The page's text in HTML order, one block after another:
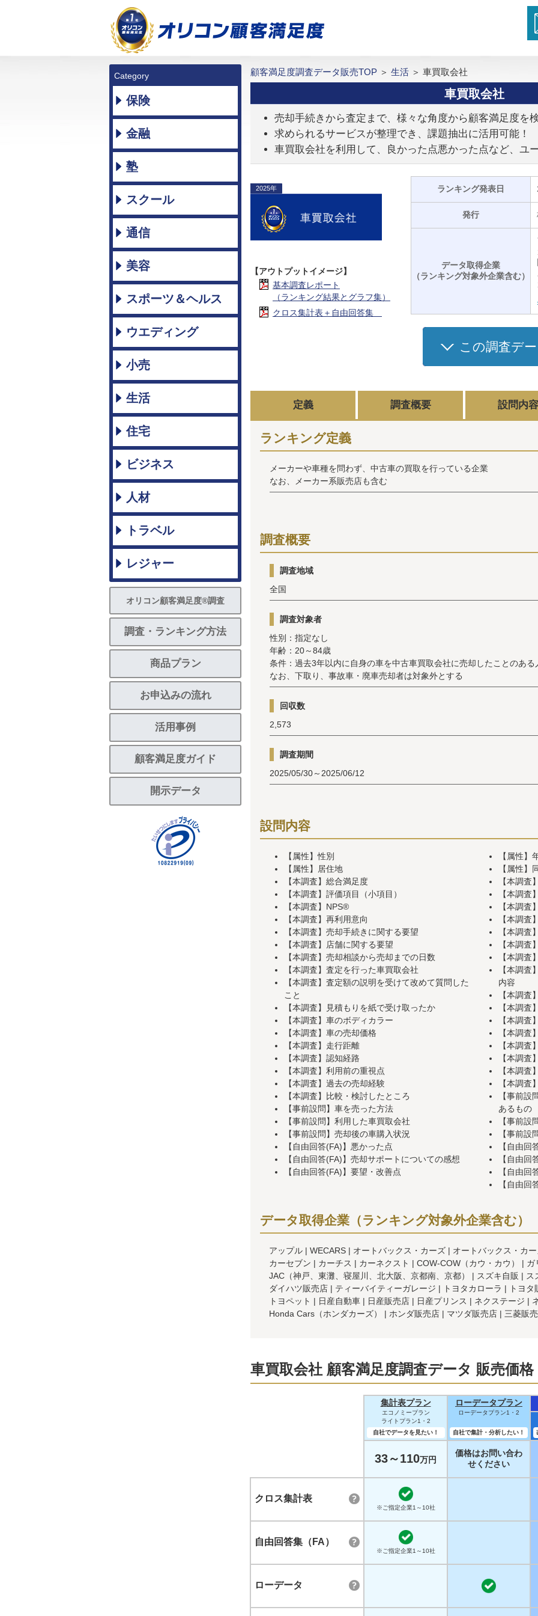
Category
保険
金融
塾
スクール
通信
美容
スポーツ＆ヘルス
ウエディング
小売
生活
住宅
ビジネス
人材
トラベル
レジャー
オリコン顧客満足度®調査
調査・ランキング方法
商品プラン
お申込みの流れ
活用事例
顧客満足度ガイド
開示データ
顧客満足度調査データ販売TOP ＞ 生活 ＞ 車買取会社
車買取会社
売却手続きから査定まで、様々な角度から顧客満足度を
求められるサービスが整理でき、課題抽出に活用可能！
車買取会社を利用して、良かった点悪かった点など、ユ
2025年
【アウトプットイメージ】
基本調査レポート
（ランキング結果とグラフ集）
クロス集計表＋自由回答集
ランキング発表日
発行
データ取得企業
（ランキング対象外企業含む）
この調査デ
定義 調査概要 設問内容
ランキング定義
メーカーや車種を問わず、中古車の買取を行っている企業
なお、メーカー系販売店も含む
調査概要
調査地域
全国
調査対象者
性別：指定なし
年齢：20～84歳
条件：過去3年以内に自身の車を中古車買取会社に売却したことのある
なお、下取り、事故車・廃車売却者は対象外とする
回収数
2,573
調査期間
2025/05/30～2025/06/12
設問内容
【属性】性別
【属性】
【属性】居住地
【属性】
【本調査】総合満足度
【本調査
【本調査】評価項目（小項目）
【本調査
【本調査】NPS®
【本調査
【本調査】再利用意向
【本調査
【本調査】売却手続きに関する要望
【本調査
【本調査】店舗に関する要望
【本調査
【本調査】売却相談から売却までの日数
【本調査
【本調査】査定を行った車買取会社
【本調
内容
【本調査】査定額の説明を受けて改めて質問した
こと
【本調査
【本調査】見積もりを紙で受け取ったか
【本調
【本調査】車のボディカラー
【本調査
【本調査】車の売却価格
【本調査
【本調査】走行距離
【本調査
【本調査】認知経路
【本調査
【本調査】利用前の重視点
【本調査
【本調査】過去の売却経験
【本調査
【本調査】比較・検討したところ
【事前
あるもの
【事前設問】車を売った方法
【事前設
【事前設問】利用した車買取会社
【事前設
【事前設問】売却後の車購入状況
【自由回
【自由回答(FA)】悪かった点
【自由回
【自由回答(FA)】売却サポートについての感想
【自由回
【自由回答(FA)】要望・改善点
【自由
データ取得企業（ランキング対象外企業含む）
アップル WECARS オートバックス・カーズ
オートバックス・カ
カーセブン
カーチス カーネクスト COW-COW（カウ・カウ）
ガ
JAC（神戸、東灘、寝屋川、北大阪、京都南、京都）
スズキ自販
ス
ダイハツ販売店
ティーバイティーガレージ トヨタカローラ
トヨタ
トヨペット
日産自動車 日産販売店 日産プリンス ネクステージ
Honda Cars（ホンダカーズ）
ホンダ販売店 マツダ販売店 三菱販
車買取会社 顧客満足度調査データ 販売価格
集計表プラン
エコノミープラン
ライトプラン1・2
自社でデータを見たい！
ローデータプラン
ローデータプラン1・2
自社で集計・分析したい！
33～110万円
価格はお問い合わ
せください
クロス集計表
※ご指定企業1～10社
自由回答集（FA）
※ご指定企業1～10社
ローデータ